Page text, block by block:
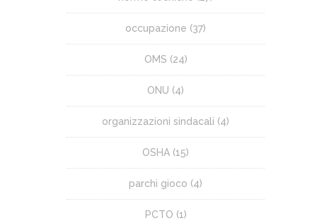
occupazione (37)
OMS (24)
ONU (4)
organizzazioni sindacali (4)
OSHA (15)
parchi gioco (4)
PCTO (1)